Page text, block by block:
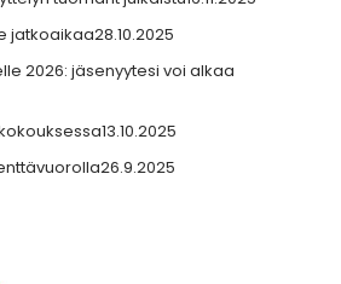
jatkoaikaa28.10.2025
2026: jäsenyytesi voi alkaa
13.10.2025
26.9.2025